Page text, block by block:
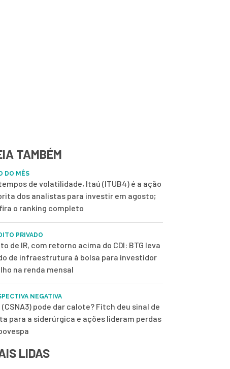
TAMBÉM
DO MÊS
de volatilidade, Itaú (ITUB4) é a ação
dos analistas para investir em agosto;
o ranking completo
PRIVADO
de IR, com retorno acima do CDI: BTG leva
de infraestrutura à bolsa para investidor
na renda mensal
NEGATIVA
(CSNA3) pode dar calote? Fitch deu sinal de
para a siderúrgica e ações lideram perdas
LIDAS